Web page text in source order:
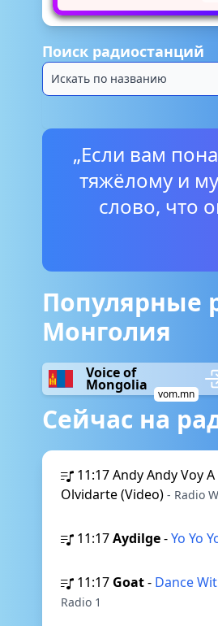
Поиск радиостанций
„Если вам
тяжёлому и
слово, что
Популярные
Монголия
Voice of
Mongolia
vom.mn
Сейчас на
11:17Andy Andy Voy
Olvidarte (Video) - Radio
11:17Aydilge-Yo Yo
11:17 Goat- Dance
Radio 1